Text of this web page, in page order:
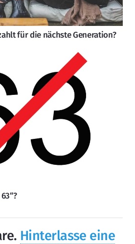
für die nächste Generation?
. Hinterlasse eine